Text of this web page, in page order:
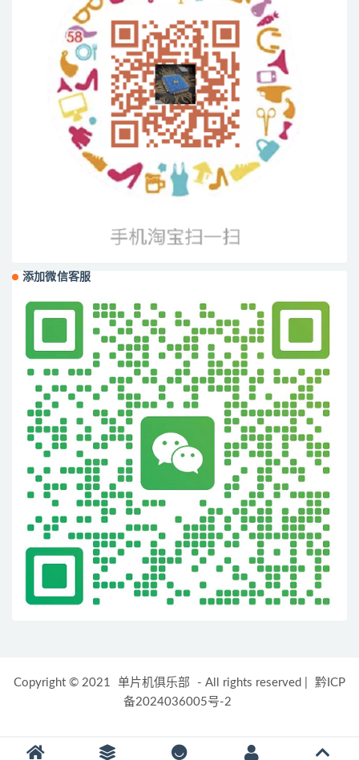
添加微信客服
Copyright © 2021 单片机俱乐部 - All rights reserved
黔ICP
备2024036005号-2